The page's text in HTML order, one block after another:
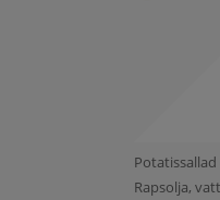
Rapsolja,